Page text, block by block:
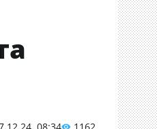
08:34 1162